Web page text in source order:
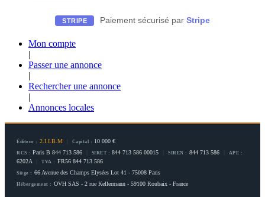
STRIPE Paiement sécurisé par Stripe
Mon compte
|
Passer une annonce
|
Rechercher une annonce
|
Annonces locales
Éditeur : 2.I.I.B.M Capital : 10 000 €
RCS : Paris B 844 713 586 SIRET : 844 713 586 00015 SIREN : 844 713 586 APE :
6202A TVA : FR56 844 713 586
Siège : 66 Avenue des Champs Elysées Lot 41 - 75008 Paris
Hébergement : OVH SAS - 2 rue Kellermann - 59100 Roubaix - France